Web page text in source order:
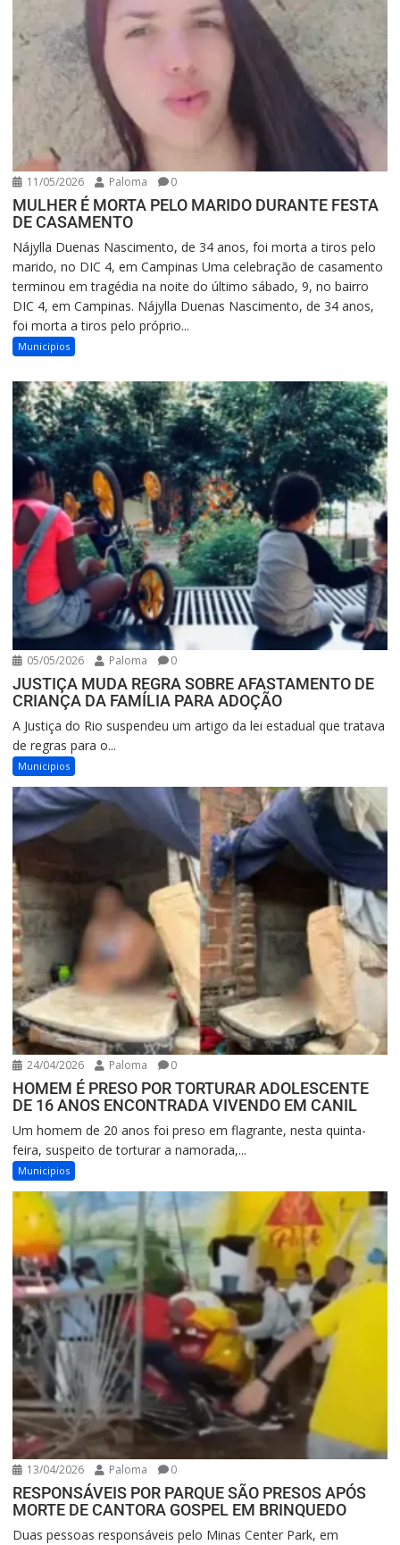
11/05/2026 Paloma 0
MULHER É MORTA PELO MARIDO DURANTE FESTA
DE CASAMENTO
Nájylla Duenas Nascimento, de 34 anos, foi morta a tiros pelo
marido, no DIC 4, em Campinas Uma celebração de casamento
terminou em tragédia na noite do último sábado, 9, no bairro
DIC 4, em Campinas. Nájylla Duenas Nascimento, de 34 anos,
foi morta a tiros pelo próprio...
Municipios
05/05/2026 Paloma 0
JUSTIÇA MUDA REGRA SOBRE AFASTAMENTO DE
CRIANÇA DA FAMÍLIA PARA ADOÇÃO
A Justiça do Rio suspendeu um artigo da lei estadual que tratava
de regras para o...
Municipios
24/04/2026 Paloma 0
HOMEM É PRESO POR TORTURAR ADOLESCENTE
DE 16 ANOS ENCONTRADA VIVENDO EM CANIL
Um homem de 20 anos foi preso em flagrante, nesta quinta-
feira, suspeito de torturar a namorada,...
Municipios
13/04/2026 Paloma 0
RESPONSÁVEIS POR PARQUE SÃO PRESOS APÓS
MORTE DE CANTORA GOSPEL EM BRINQUEDO
Duas pessoas responsáveis pelo Minas Center Park, em